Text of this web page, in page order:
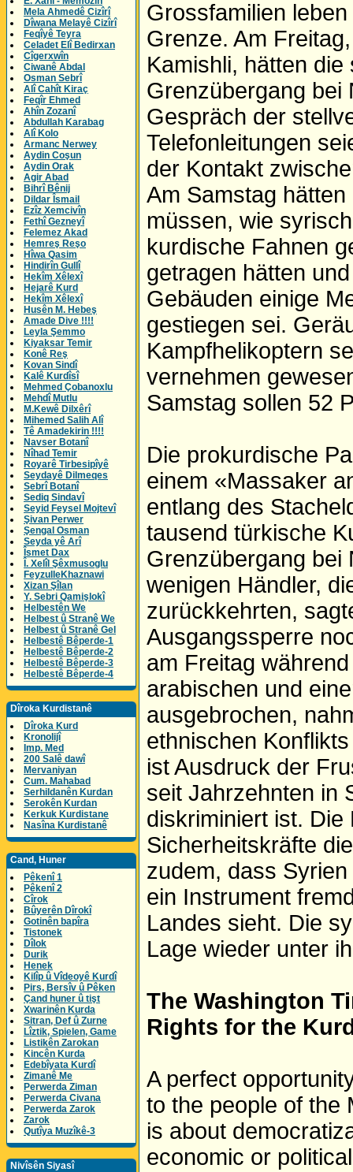
Mela Ahmedê Cizîrî
Dîwana Melayê Cizîrî
Feqîyê Teyra
Celadet Elî Bedirxan
Cîgerxwîn
Ciwanê Abdal
Osman Sebrî
Alî Cahît Kiraç
Feqîr Ehmed
Ahîn Zozanî
Abdullah Karabag
Alî Kolo
Armanc Nerwey
Aydin Coşun
Aydin Orak
Agir Abad
Bihrî Bênij
Dildar Îsmail
Ezîz Xemcivîn
Fethî Gezneyî
Felemez Akad
Hemreş Reşo
Hîwa Qasim
Hindirîn Gullî
Hekîm Xêlexî
Hejarê Kurd
Hekîm Xêlexî
Husên M. Hebeş
Amade Dive !!!!
Leyla Şemmo
Kiyaksar Temir
Konê Reş
Kovan Sindî
Kalê Kurdîsî
Mehmed Çobanoxlu
Mehdî Mutlu
M.Kewê Dilxêrî
Mihemed Salih Alî
Tê Amadekirin !!!!
Navser Botanî
Nîhad Temir
Royarê Tirbesipîyê
Seydayê Dilmeqes
Sebrî Botanî
Sediq Sindavî
Seyid Feysel Mojtevî
Şivan Perwer
Şengal Osman
Seyda yê Arî
Îsmet Dax
Î. Xelîl Şêxmusoglu
FeyzulleKhaznawi
Xizan Şîlan
Y. Sebri Qamişlokî
Helbestên We
Helbest û Stranê We
Helbest û Stranê Gel
Helbestê Bêperde-1
Helbestê Bêperde-2
Helbestê Bêperde-3
Helbestê Bêperde-4
Dîroka Kurdistanê
Dîroka Kurd
Kronolijî
Imp. Med
200 Salê dawî
Mervaniyan
Cum. Mahabad
Serhildanên Kurdan
Serokên Kurdan
Kerkuk Kurdistane
Nasîna Kurdistanê
Cand, Huner
Pêkenî 1
Pêkenî 2
Cîrok
Bûyerên Dîrokî
Gotinên bapîra
Tistonek
Dîlok
Durik
Henek
Kilîp û Vîdeoyê Kurdî
Pirs, Bersîv û Pêken
Çand huner û tişt
Xwarinên Kurda
Sitran, Def û Zurne
Lîztik, Spielen, Game
Listikên Zarokan
Kincên Kurda
Edebîyata Kurdî
Zimanê Me
Perwerda Ziman
Perwerda Civana
Perwerda Zarok
Zarok
Qutîya Muzîkê-3
Nivîsên Siyasî
Grossfamilien
Grenze. Am
Kamishli, hätten
Grenzübergang bei
Gespräch der
Telefonleitungen
der Kontakt
Am Samstag
müssen, wie
kurdische Fahnen
getragen hätten
Gebäuden einige
gestiegen sei.
Kampfhelikoptern
vernehmen
Samstag sollen 52
Die prokurdische
einem «Massaker
entlang des
tausend türkische
Grenzübergang bei
wenigen Händler,
zurückkehrten,
Ausgangssperre
am Freitag
arabischen und
ausgebrochen,
ethnischen
ist Ausdruck der
seit Jahrzehnten in
diskriminiert ist.
Sicherheitskräfte
zudem, dass
ein Instrument
Landes sieht. Die
Lage wieder unter
The Washington
Rights for the
A perfect
to the people of the
is about
economic or